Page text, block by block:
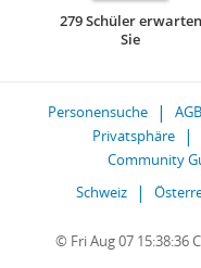
279 Schüler erwarten
Sie
Personensuche AGB
Privatsphäre
Community
Schweiz
© Fri Aug 07 15:38:36